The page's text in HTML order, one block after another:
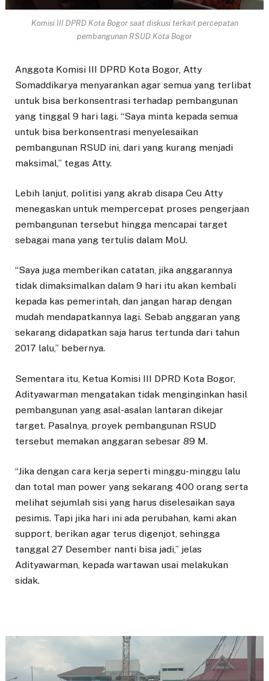
Komisi III DPRD Kota Bogor saat diskusi terkait percepatan
pembangunan RSUD Kota Bogor
Anggota Komisi III DPRD Kota Bogor, Atty
Somaddikarya menyarankan agar semua yang terlibat
untuk bisa berkonsentrasi terhadap pembangunan
yang tinggal 9 hari lagi. “Saya minta kepada semua
untuk bisa berkonsentrasi menyelesaikan
pembangunan RSUD ini, dari yang kurang menjadi
maksimal,” tegas Atty.
Lebih lanjut, politisi yang akrab disapa Ceu Atty
menegaskan untuk mempercepat proses pengerjaan
pembangunan tersebut hingga mencapai target
sebagai mana yang tertulis dalam MoU.
“Saya juga memberikan catatan, jika anggarannya
tidak dimaksimalkan dalam 9 hari itu akan kembali
kepada kas pemerintah, dan jangan harap dengan
mudah mendapatkannya lagi. Sebab anggaran yang
sekarang didapatkan saja harus tertunda dari tahun
2017 lalu,” bebernya.
Sementara itu, Ketua Komisi III DPRD Kota Bogor,
Adityawarman mengatakan tidak menginginkan hasil
pembangunan yang asal-asalan lantaran dikejar
target. Pasalnya, proyek pembangunan RSUD
tersebut memakan anggaran sebesar 89 M.
“Jika dengan cara kerja seperti minggu-minggu lalu
dan total man power yang sekarang 400 orang serta
melihat sejumlah sisi yang harus diselesaikan saya
pesimis. Tapi jika hari ini ada perubahan, kami akan
support, berikan agar terus digenjot, sehingga
tanggal 27 Desember nanti bisa jadi,” jelas
Adityawarman, kepada wartawan usai melakukan
sidak.